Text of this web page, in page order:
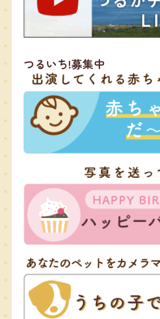
つるいち!募集中